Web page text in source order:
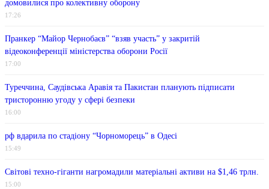
домовилися про колективну оборону
17:26
Пранкер “Майор Чернобаєв” “взяв участь” у закритій
відеоконференції міністерства оборони Росії
17:00
Туреччина, Саудівська Аравія та Пакистан планують підписати
тристоронню угоду у сфері безпеки
16:00
рф вдарила по стадіону “Чорноморець” в Одесі
15:49
Світові техно-гіганти нагромадили матеріальні активи на $1,46 трлн.
15:00